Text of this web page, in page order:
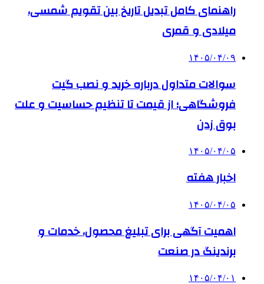
راهنمای کامل تبدیل تاریخ بین تقویم شمسی،
میلادی و قمری
۱۴۰۵/۰۴/۰۹
سوالات متداول درباره خرید و نصب گیت
فروشگاهی؛ از قیمت تا تنظیم حساسیت و علت
بوق زدن
۱۴۰۵/۰۴/۰۵
اخبار هفته
۱۴۰۵/۰۴/۰۵
اهمیت آگهی برای تبلیغ محصول، خدمات و
برندینگ در صنعت
۱۴۰۵/۰۴/۰۱